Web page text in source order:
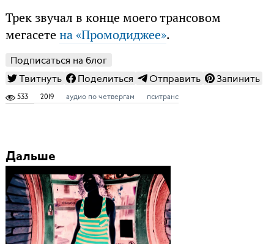
Трек звучал в конце моего трансовом
мегасетена «Промодиджее».
Подписаться на блог
Твитнуть
Поделиться Отправить Запинить
533 2019 аудио по четвергам пситранс
Дальше